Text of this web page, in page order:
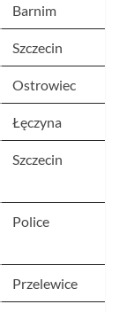
Barnim
Szczecin
Ostrowiec
Łęczyna
Szczecin
Police
Przelewice